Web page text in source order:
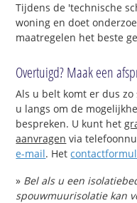
Tijdens de 'technische
woning en doet
maatregelen het beste
Overtuigd? Maak een
Als u belt komt er dus
u langs om de
bespreken. U kunt het
aanvragen via
e-mail. Het
» Bel als u een
spouwmuurisolatie kan